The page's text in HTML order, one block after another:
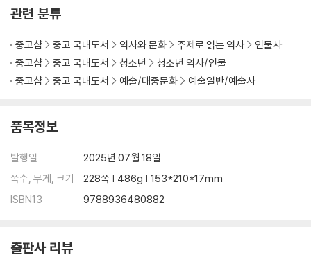
관련 분류
중고샵 중고 국내도서 역사와 문화 주제로 읽는 역사
인물사
중고샵
중고 국내도서 청소년
청소년 역사/인물
중고샵
중고 국내도서 예술/대중문화 예술일반/예술사
품목정보
발행일
2025년 07월 18일
쪽수, 무게, 크기
228쪽 | 486g | 153*210*17mm
ISBN13
9788936480882
출판사 리뷰